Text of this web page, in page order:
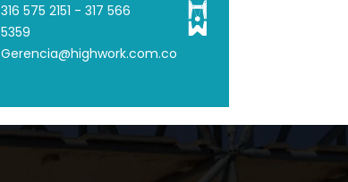
316 575 2151 - 317 566
5359
Gerencia@highwork.com.co